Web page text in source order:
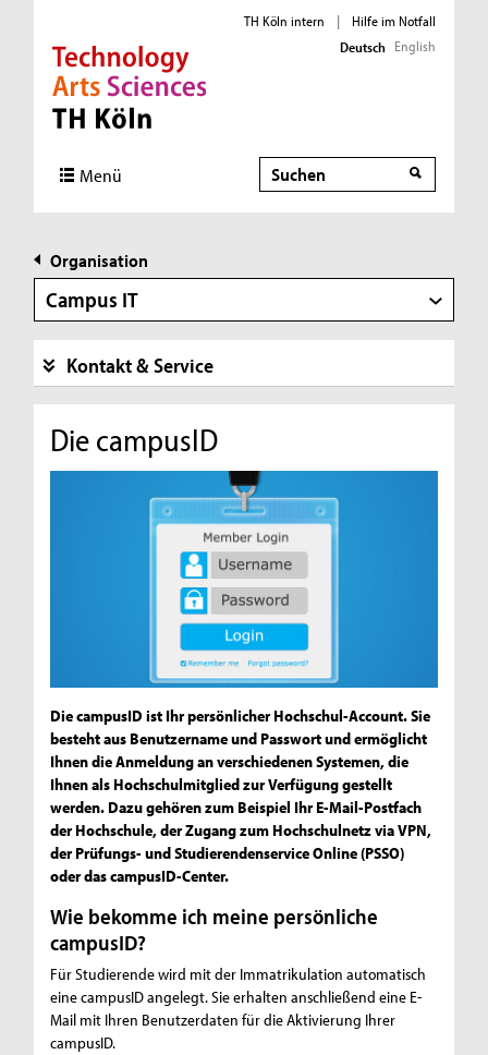
Direkt zur Hauptnavigation
Direkt zur Subnavigation
Direkt zum Inhalt
Direkt zum Fußbereich
TH Köln intern |
Hilfe im Notfall
Deutsch English
Menü Suche
Organisation
Campus IT
Kontakt & Service
Die campusID
Die campusID ist Ihr persönlicher Hochschul-Account. Sie
besteht aus Benutzername und Passwort und ermöglicht
Ihnen die Anmeldung an verschiedenen Systemen, die
Ihnen als Hochschulmitglied zur Verfügung gestellt
werden. Dazu gehören zum Beispiel Ihr E-Mail-Postfach
der Hochschule, der Zugang zum Hochschulnetz via VPN,
der Prüfungs- und Studierendenservice Online (PSSO)
oder das campusID-Center.
Wie bekomme ich meine persönliche
campusID?
Für Studierende wird mit der Immatrikulation automatisch
eine campusID angelegt. Sie erhalten anschließend eine E-
Mail mit Ihren Benutzerdaten für die Aktivierung Ihrer
campusID.